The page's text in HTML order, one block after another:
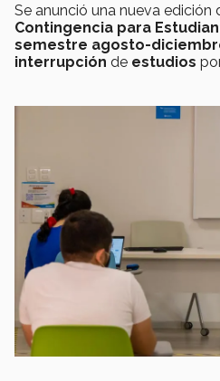
Se anunció una nueva edición
Contingencia para
semestre agosto-
interrupción de estudios